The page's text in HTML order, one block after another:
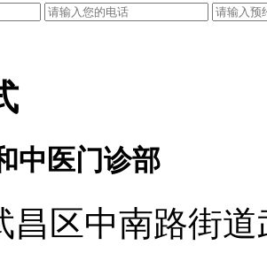
中医门诊部
昌区中南路街